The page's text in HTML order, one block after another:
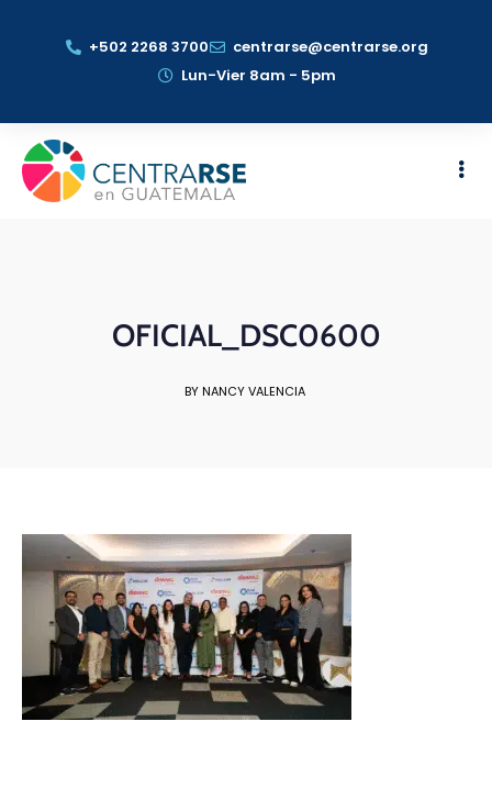
+502 2268 3700
centrarse@centrarse.org
Lun-Vier 8am - 5pm
OFICIAL_DSC0600
BY NANCY VALENCIA